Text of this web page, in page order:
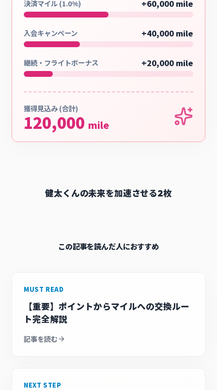
決済マイル (1.0%) +60,000 mile
入会キャンペーン +40,000 mile
継続・フライトボーナス +20,000 mile
獲得見込み (合計)
120,000 mile
健太くんの未来を加速させる2枚
この記事を読んだ人におすすめ
MUST READ
【重要】ポイントからマイルへの交換ルー
ト完全解説
記事を読む
NEXT STEP